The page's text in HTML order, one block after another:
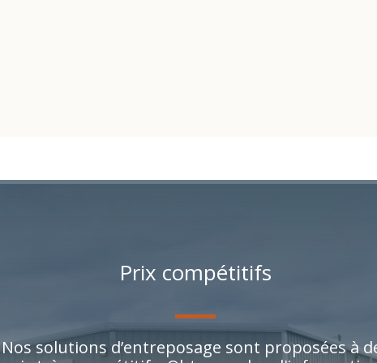
Prix compétitifs
Nos solutions d’entreposage sont proposées à